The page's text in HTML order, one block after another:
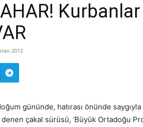
2012
gününde, hatırası önünde
denen çakal sürüsü, ‘Büyük Ortadoğu